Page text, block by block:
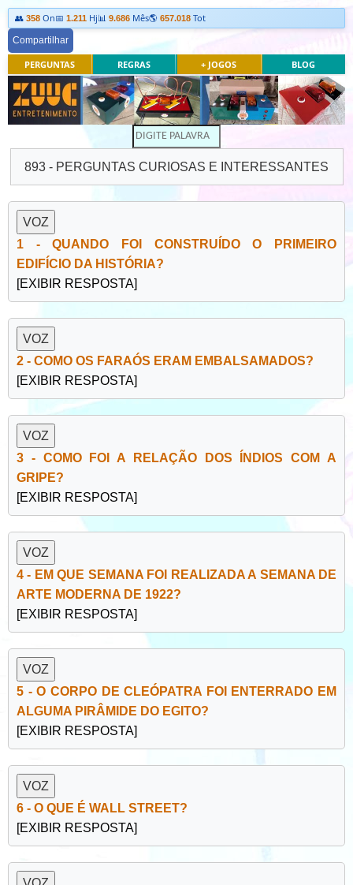
👥 358 On📅 1.211 Hj📊 9.686 Mês🌎 657.018 Tot
Compartilhar
PERGUNTAS REGRAS + JOGOS BLOG
893 - PERGUNTAS CURIOSAS E INTERESSANTES
1 - QUANDO FOI CONSTRUÍDO O PRIMEIRO
EDIFÍCIO DA HISTÓRIA?
[EXIBIR RESPOSTA]
2 - COMO OS FARAÓS ERAM EMBALSAMADOS?
[EXIBIR RESPOSTA]
3 - COMO FOI A RELAÇÃO DOS ÍNDIOS COM A
GRIPE?
[EXIBIR RESPOSTA]
4 - EM QUE SEMANA FOI REALIZADA A SEMANA DE
ARTE MODERNA DE 1922?
[EXIBIR RESPOSTA]
5 - O CORPO DE CLEÓPATRA FOI ENTERRADO EM
ALGUMA PIRÂMIDE DO EGITO?
[EXIBIR RESPOSTA]
6 - O QUE É WALL STREET?
[EXIBIR RESPOSTA]